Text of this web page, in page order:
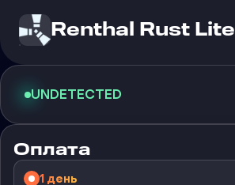
Renthal Rust Lite
UNDETECTED
Оплата
1 день